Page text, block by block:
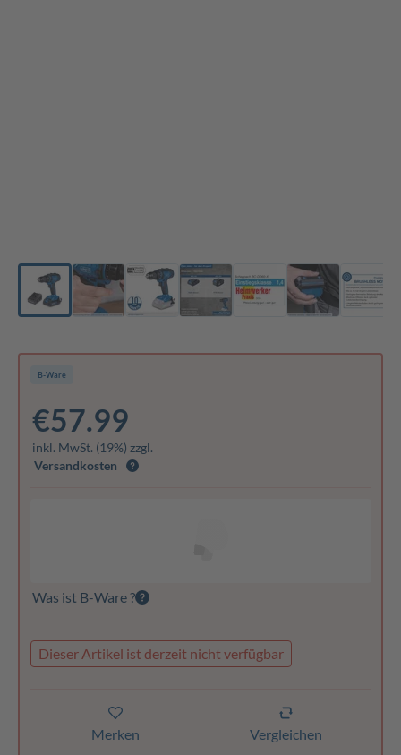
B-Ware
€57.99
inkl. MwSt. (19%) zzgl.
Versandkosten
Was ist B-Ware ?
Dieser Artikel ist derzeit nicht verfügbar
Merken Vergleichen